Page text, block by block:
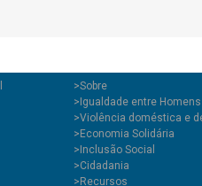
>Sobre
>Igualdade entre
>Violência doméstica e
>Economia Solidária
>Inclusão Social
>Cidadania
>Recursos